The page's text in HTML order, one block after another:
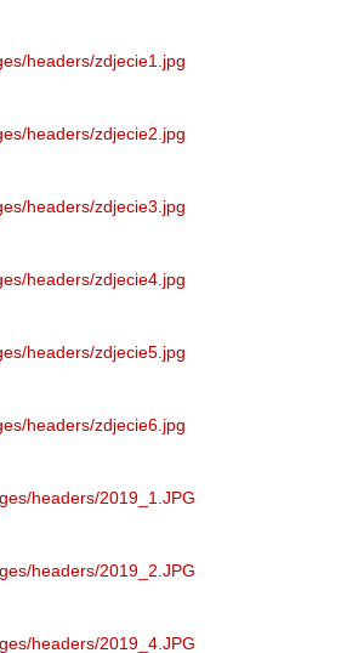
headers/zdjecie1.jpg
headers/zdjecie2.jpg
headers/zdjecie3.jpg
headers/zdjecie4.jpg
headers/zdjecie5.jpg
headers/zdjecie6.jpg
headers/2019_1.JPG
headers/2019_2.JPG
headers/2019_4.JPG